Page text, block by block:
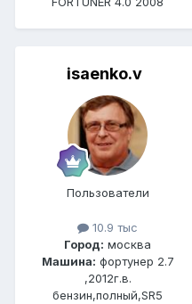
isaenko.v
Пользователи
10.9 тыс
Город: москва
Машина: фортунер 2.7
,2012г.в.
бензин,полный,SR5